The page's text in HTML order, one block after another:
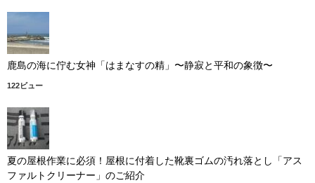
鹿島の海に佇む女神「はまなすの精」〜静寂と平和の象徴〜
122ビュー
夏の屋根作業に必須！屋根に付着した靴裏ゴムの汚れ落とし「アス
ファルトクリーナー」のご紹介